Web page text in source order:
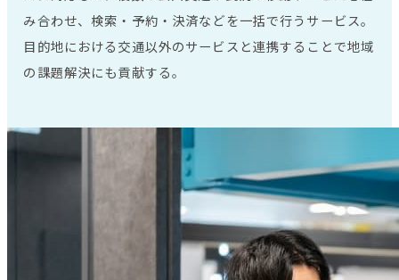
み合わせ、検索・予約・決済などを一括で行うサービス。
目的地における交通以外のサービスと連携することで地域
の課題解決にも貢献する。